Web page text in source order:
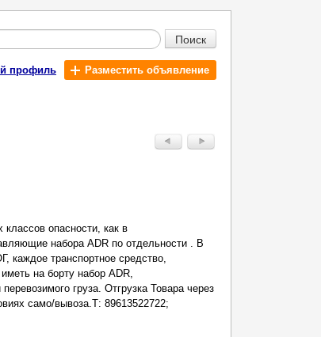
Поиск
профиль Разместить объявление
опасности, как в
набора ADR по отдельности . В
каждое транспортное средство,
на борту набор ADR,
груза. Отгрузка Товара через
само/вывоза.Т: 89613522722;